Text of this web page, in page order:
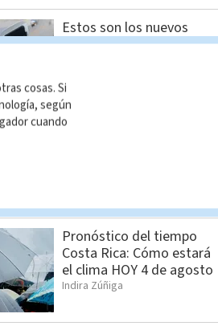
Estos son los nuevos
precios de los
jueves 6 de agosto
Indira Zúñiga
Pronóstico del tiempo
Pronóstico del tiempo
Costa Rica: Cómo estará
el clima HOY 4 de agosto
Indira Zúñiga
cosas. Si
según
cuando